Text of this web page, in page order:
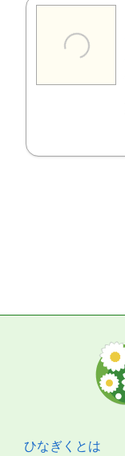
ひなぎくとは